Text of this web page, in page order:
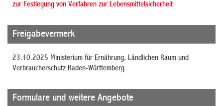
zur Festlegung von Verfahren zur Lebensmittelsicherheit
Freigabevermerk
23.10.2025 Ministerium für Ernährung, Ländlichen Raum und
Verbraucherschutz Baden-Württemberg
Formulare und weitere Angebote